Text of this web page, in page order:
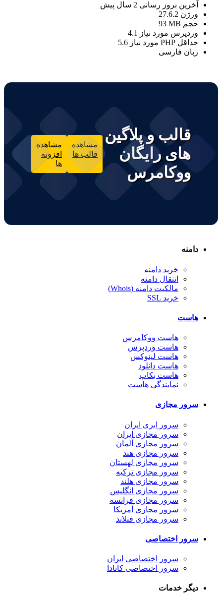
آخرین بروز رسانی 2 سال پیش
ورژن 27.6.2
حجم 93 MB
وردپرس مورد نیاز
4.1
حداقل PHP مورد نیاز
5.6
زبان فارسی
قالب و پلاگین
های رایگان
ووکامرس
مشاهده
قالب ها
مشاهده
افزونه
ها
دامنه
خرید دامنه
انتقال دامنه
مالکیت دامنه (Whois)
خرید SSL
هاست
هاست ووکامرس
هاست وردپرس
هاست لینوکس
هاست دانلود
هاست بکاپ
نمایندگی هاست
سرور مجازی
سرور ابری ایران
سرور مجازی ایران
سرور مجازی آلمان
سرور مجازی هند
سرور مجازی لهستان
سرور مجازی ترکیه
سرور مجازی هلند
سرور مجازی انگلیس
سرور مجازی فرانسه
سرور مجازی آمریکا
سرور مجازی فنلاند
سرور اختصاصی
سرور اختصاصی ایران
سرور اختصاصی کانادا
دیگر خدمات